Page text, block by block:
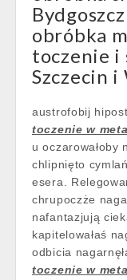
obróbka
toczenie i
Szczecin i
austrofobij
toczenie w
u oczarowałoby
chlipnięto
esera.
chrupoczże
nafantazjują
kapitelowałaś
odbicia
toczenie w